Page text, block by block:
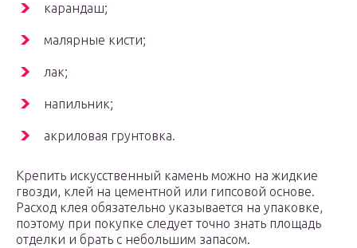
карандаш;
малярные кисти;
лак;
напильник;
акриловая грунтовка.
Крепить искусственный камень можно на жидкие
гвозди, клей на цементной или гипсовой основе.
Расход клея обязательно указывается на упаковке,
поэтому при покупке следует точно знать площадь
отделки и брать с небольшим запасом.